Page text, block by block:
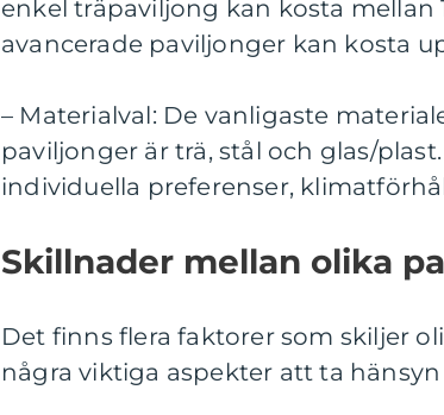
enkel träpaviljong kan kosta mellan
avancerade paviljonger kan kosta
– Materialval: De vanligaste
paviljonger är trä, stål och glas/
individuella preferenser,
Skillnader mellan olika
Det finns flera faktorer som skiljer
några viktiga aspekter att ta hänsyn